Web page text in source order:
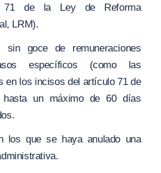
71 de la Ley de Reforma
LRM).
sin goce de remuneraciones
específicos (como las
en los incisos del artículo 71 de
hasta un máximo de 60 días
los que se haya anulado una